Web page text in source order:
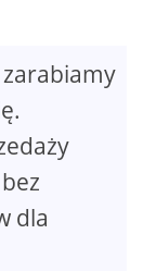
zarabiamy
dla